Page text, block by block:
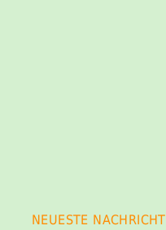
NEUESTE NACHRICHT